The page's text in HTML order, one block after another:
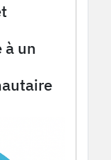
à un